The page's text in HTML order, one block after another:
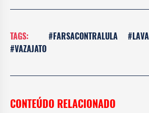
TAGS: #FARSACONTRALULA
#VAZAJATO
CONTEÚDO RELACIONADO